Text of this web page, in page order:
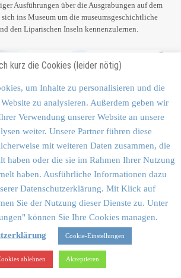
Ausführungen über die Ausgrabungen auf dem
ins Museum um die museumsgeschichtliche
den Liparischen Inseln kennenzulernen.
unser Reiseleiter Florian wieder einen
uns nach Lami oberhalb von Canneto, dem
kurz die Cookies (leider nötig)
um Inhalte zu personalisieren und die
zu analysieren. Außerdem geben wir
Verwendung unserer Website an unsere
weiter. Unsere Partner führen diese
mit weiteren Daten zusammen, die
haben oder die sie im Rahmen Ihrer Nutzung
haben. Ausführliche Informationen dazu
Datenschutzerklärung. Mit Klick auf
Sie der Nutzung dieser Dienste zu. Unter
können Sie Ihre Cookies managen.
Cookie-Einstellungen
ablehnen Akzeptieren